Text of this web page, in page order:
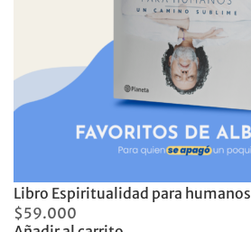
Libro Espiritualidad para humanos
$59.000